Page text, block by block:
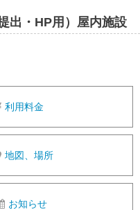
出・HP用）屋内施設
利用料金
地図、場所
お知らせ